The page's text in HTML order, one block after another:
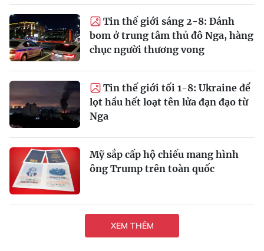
Tin thế giới sáng 2-8: Đánh
bom ở trung tâm thủ đô Nga, hàng
chục người thương vong
Tin thế giới tối 1-8: Ukraine để
lọt hầu hết loạt tên lửa đạn đạo từ
Nga
Mỹ sắp cấp hộ chiếu mang hình
ông Trump trên toàn quốc
XEM THÊM